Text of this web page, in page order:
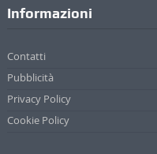
Informazioni
Contatti
Pubblicità
Privacy Policy
Cookie Policy